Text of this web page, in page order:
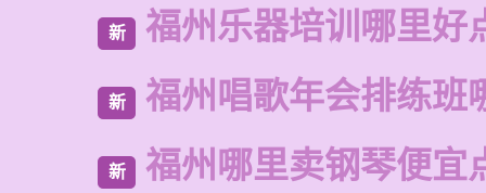
新 福州乐器培训哪里好
新 福州唱歌年会排练班
新 福州哪里卖钢琴便宜